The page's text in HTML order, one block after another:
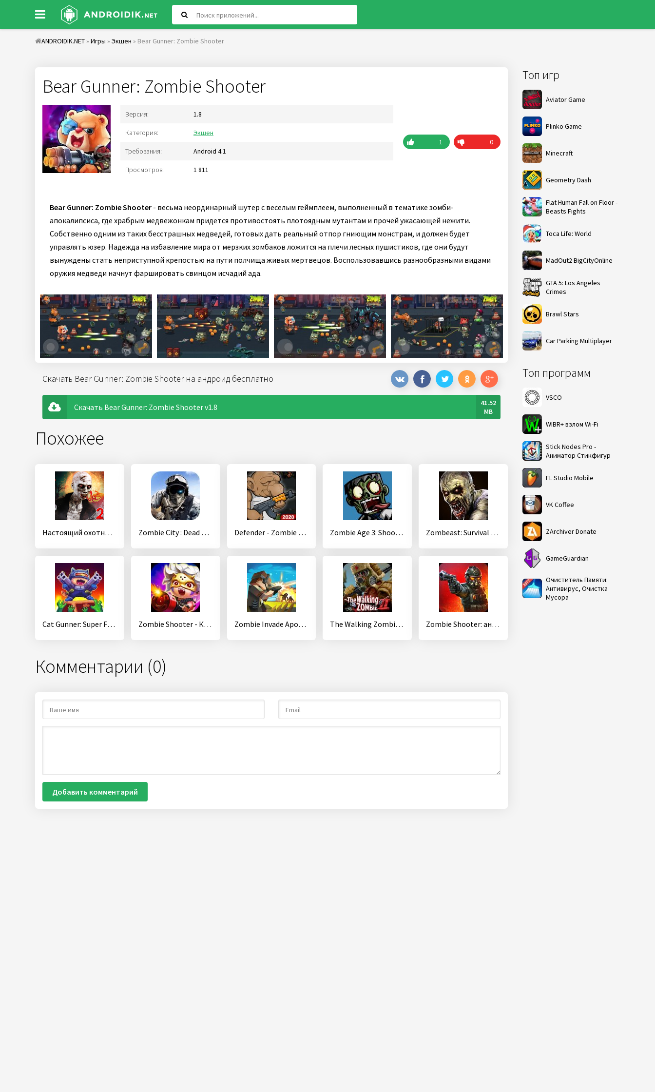
ANDROIDIK.NET » Игры » Экшен » Bear Gunner: Zombie Shooter
Топ игр
Aviator Game
Plinko Game
Minecraft
Geometry Dash
Flat Human Fall on Floor -
Beasts Fights
Toca Life: World
MadOut2 BigCityOnline
GTA 5: Los Angeles
Crimes
Brawl Stars
Car Parking Multiplayer
Топ программ
VSCO
WIBR+ взлом Wi-Fi
Stick Nodes Pro -
Аниматор Стикфигур
FL Studio Mobile
VK Coffee
ZArchiver Donate
GameGuardian
Очиститель Памяти:
Антивирус, Очистка
Мусора
Bear Gunner: Zombie Shooter
Версия: 1.8
Категория: Экшен
Требования: Android 4.1
Просмотров: 1 811
1 0
Bear Gunner: Zombie Shooter - весьма неординарный шутер с веселым геймплеем, выполненный в тематике зомби-
апокалипсиса, где храбрым медвежонкам придется противостоять плотоядным мутантам и прочей ужасающей нежити.
Собственно одним из таких бесстрашных медведей, готовых дать реальный отпор гниющим монстрам, и должен будет
управлять юзер. Надежда на избавление мира от мерзких зомбаков ложится на плечи лесных пушистиков, где они будут
вынуждены стать неприступной крепостью на пути полчища живых мертвецов. Воспользовавшись разнообразными видами
оружия медведи начнут фаршировать свинцом исчадий ада.
Скачать Bear Gunner: Zombie Shooter на андроид бесплатно
Скачать Bear Gunner: Zombie Shooter v1.8
41.52
MB
Похожее
Настоящий охотник за зомби 2 : стрельба из в Хэлло Zombie City : Dead Zombie Survival Shooting Games Defender - Zombie Shooter Zombie Age 3: Shooting Walking Zombie: Dead City Zombeast: Survival Zombie Shooter
Cat Gunner: Super Force (Pixel Zombie Shooter) Zombie Shooter - Киллер зомби Zombie.io Zombie Invade Apocalypse Survival - стрелялка The Walking Zombie 2: Zombie shooter Zombie Shooter: анархия уцелевший зомби-игры
Комментарии (0)
Добавить комментарий